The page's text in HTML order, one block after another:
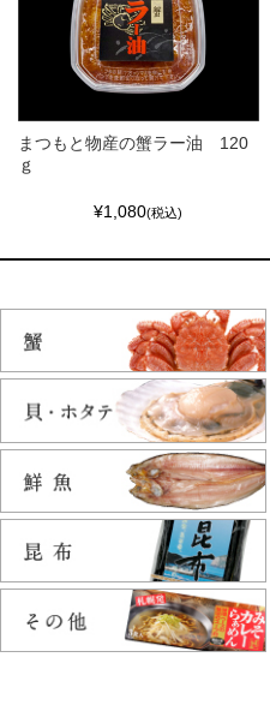
まつもと物産の蟹ラー油 120
ｇ
¥1,080(税込)